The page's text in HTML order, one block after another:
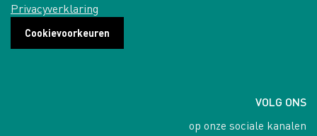
Privacyverklaring
Cookievoorkeuren
VOLG ONS
op onze sociale kanalen